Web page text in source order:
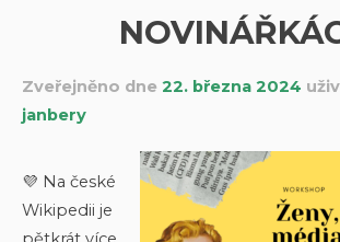
Zveřejněno dne 22. března 2024
janbery
💜 Na české
Wikipedii je